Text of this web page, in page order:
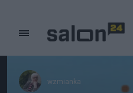
wzmianka